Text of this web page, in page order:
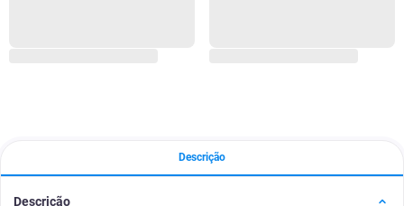
Descrição
Descrição